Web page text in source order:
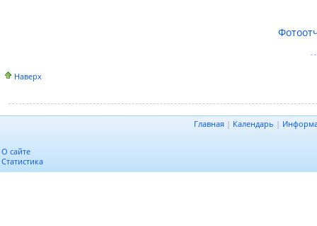
Наверх
Главная | Календарь |
О сайте
Статистика